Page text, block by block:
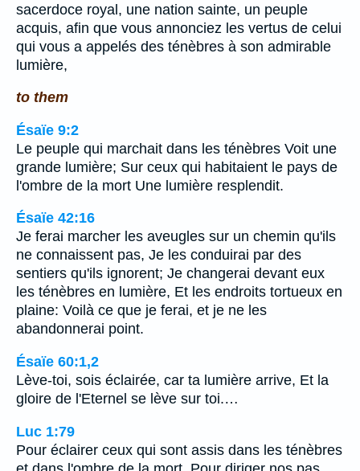
sacerdoce royal, une nation sainte, un peuple
acquis, afin que vous annonciez les vertus de celui
qui vous a appelés des ténèbres à son admirable
lumière,
to them
Ésaïe 9:2
Le peuple qui marchait dans les ténèbres Voit une
grande lumière; Sur ceux qui habitaient le pays de
l'ombre de la mort Une lumière resplendit.
Ésaïe 42:16
Je ferai marcher les aveugles sur un chemin qu'ils
ne connaissent pas, Je les conduirai par des
sentiers qu'ils ignorent; Je changerai devant eux
les ténèbres en lumière, Et les endroits tortueux en
plaine: Voilà ce que je ferai, et je ne les
abandonnerai point.
Ésaïe 60:1,2
Lève-toi, sois éclairée, car ta lumière arrive, Et la
gloire de l'Eternel se lève sur toi.…
Luc 1:79
Pour éclairer ceux qui sont assis dans les ténèbres